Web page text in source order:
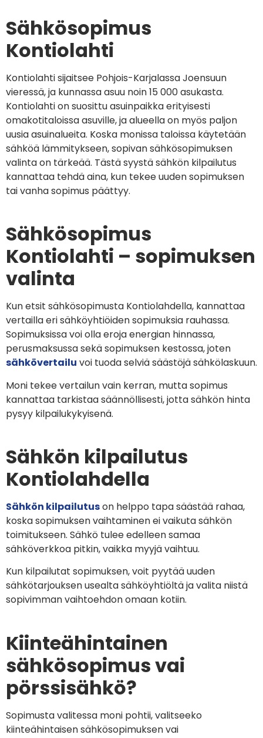
Sähkösopimus
Kontiolahti
Kontiolahti sijaitsee Pohjois-Karjalassa Joensuun
vieressä, ja kunnassa asuu noin 15 000 asukasta.
Kontiolahti on suosittu asuinpaikka erityisesti
omakotitaloissa asuville, ja alueella on myös paljon
uusia asuinalueita. Koska monissa taloissa käytetään
sähköä lämmitykseen, sopivan sähkösopimuksen
valinta on tärkeää. Tästä syystä sähkön kilpailutus
kannattaa tehdä aina, kun tekee uuden sopimuksen
tai vanha sopimus päättyy.
Sähkösopimus
Kontiolahti – sopimuksen
valinta
Kun etsit sähkösopimusta Kontiolahdella, kannattaa
vertailla eri sähköyhtiöiden sopimuksia rauhassa.
Sopimuksissa voi olla eroja energian hinnassa,
perusmaksussa sekä sopimuksen kestossa, joten
sähkövertailu voi tuoda selviä säästöjä sähkölaskuun.
Moni tekee vertailun vain kerran, mutta sopimus
kannattaa tarkistaa säännöllisesti, jotta sähkön hinta
pysyy kilpailukykyisenä.
Sähkön kilpailutus
Kontiolahdella
Sähkön kilpailutuson helppo tapa säästää rahaa,
koska sopimuksen vaihtaminen ei vaikuta sähkön
toimitukseen. Sähkö tulee edelleen samaa
sähköverkkoa pitkin, vaikka myyjä vaihtuu.
Kun kilpailutat sopimuksen, voit pyytää uuden
sähkötarjouksen usealta sähköyhtiöltä ja valita niistä
sopivimman vaihtoehdon omaan kotiin.
Kiinteähintainen
sähkösopimus vai
pörssisähkö?
Sopimusta valitessa moni pohtii, valitseeko
kiinteähintaisen sähkösopimuksen vai